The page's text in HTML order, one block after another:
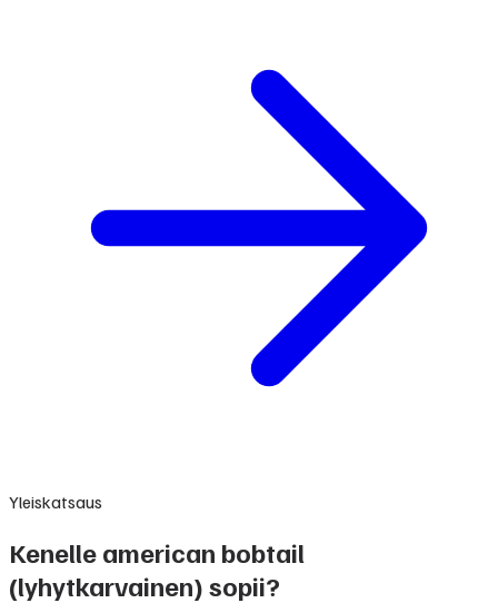
Yleiskatsaus
Kenelle american bobtail
(lyhytkarvainen) sopii?